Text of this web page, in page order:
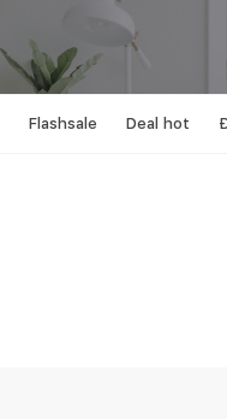
Flashsale Deal hot